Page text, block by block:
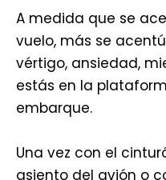
A medida que se
vuelo, más se
vértigo, ansiedad,
estás en la
embarque.
Una vez con el
asiento del avión o